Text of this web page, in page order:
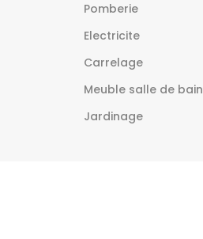
Pomberie
Electricite
Carrelage
Meuble salle de bain
Jardinage